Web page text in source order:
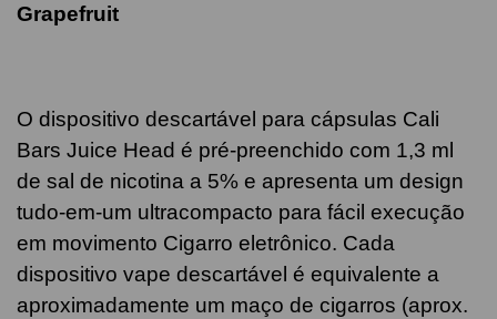
Grapefruit
O dispositivo descartável para cápsulas Cali
Bars Juice Head é pré-preenchido com 1,3 ml
de sal de nicotina a 5% e apresenta um design
tudo-em-um ultracompacto para fácil execução
em movimento Cigarro eletrônico. Cada
dispositivo vape descartável é equivalente a
aproximadamente um maço de cigarros (aprox.